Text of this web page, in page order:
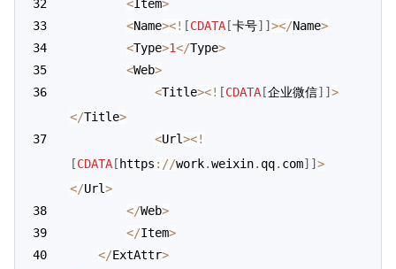
<Item>
<Name><! [CDATA [卡号] ] ></Name>
<Type>1</Type>
<Web>
<Title><! [CDATA [企业微信] ] >
</Title>
<Url><!
[CDATA [ https : //work.weixin. qq. com] ] >
</Url>
</Web>
</Item>
</ExtAttr>